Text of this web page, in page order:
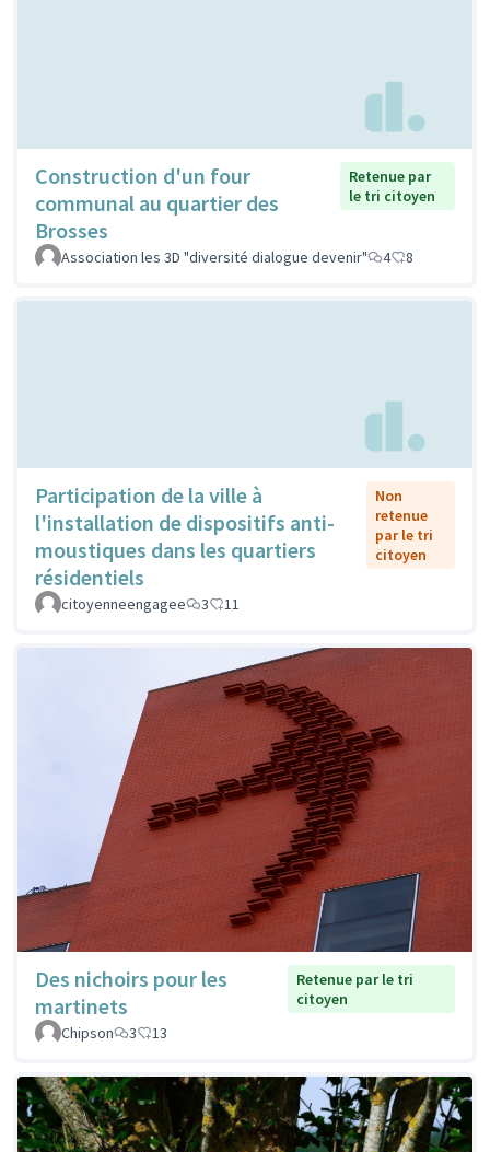
Construction d'un four
communal au quartier des
Brosses
Retenue par
le tri citoyen
Association les 3D "diversité dialogue devenir" 4 8
Participation de la ville à
l'installation de dispositifs anti-
moustiques dans les quartiers
résidentiels
Non
retenue
par le tri
citoyen
citoyenneengagee 3 11
Des nichoirs pour les
martinets
Retenue par le tri
citoyen
Chipson
3 13